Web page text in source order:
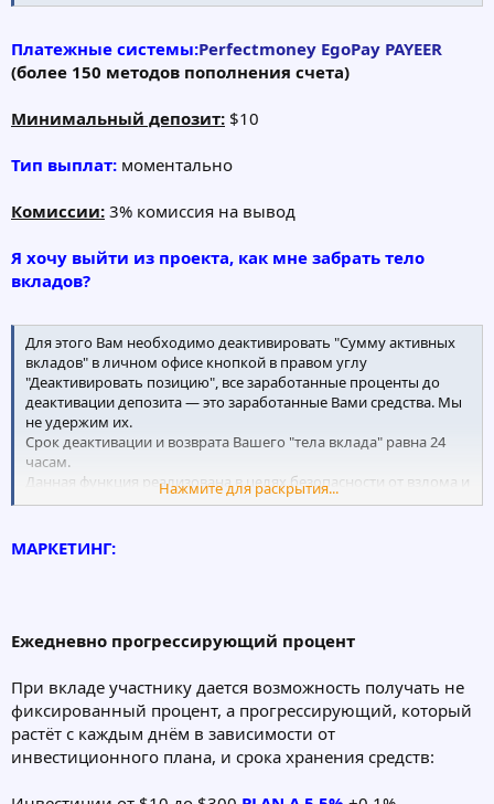
Платежные системы:Perfectmoney EgoPay PAYEER
(более 150 методов пополнения счета)
Минимальный депозит: $10
Тип выплат: моментально
Комиссии: 3% комиссия на вывод
Я хочу выйти из проекта, как мне забрать тело
вкладов?
Для этого Вам необходимо деактивировать "Сумму активных
вкладов" в личном офисе кнопкой в правом углу
"Деактивировать позицию", все заработанные проценты до
деактивации депозита — это заработанные Вами средства. Мы
не удержим их.
Срок деактивации и возврата Вашего "тела вклада" равна 24
часам.
Данная функция реализована в целях безопасности от взлома и
кражи средств пользователя.
Нажмите для раскрытия...
МАРКЕТИНГ:
Ежедневно прогрессирующий процент
При вкладе участнику дается возможность получать не
фиксированный процент, а прогрессирующий, который
растёт с каждым днём в зависимости от
инвестиционного плана, и срока хранения средств: